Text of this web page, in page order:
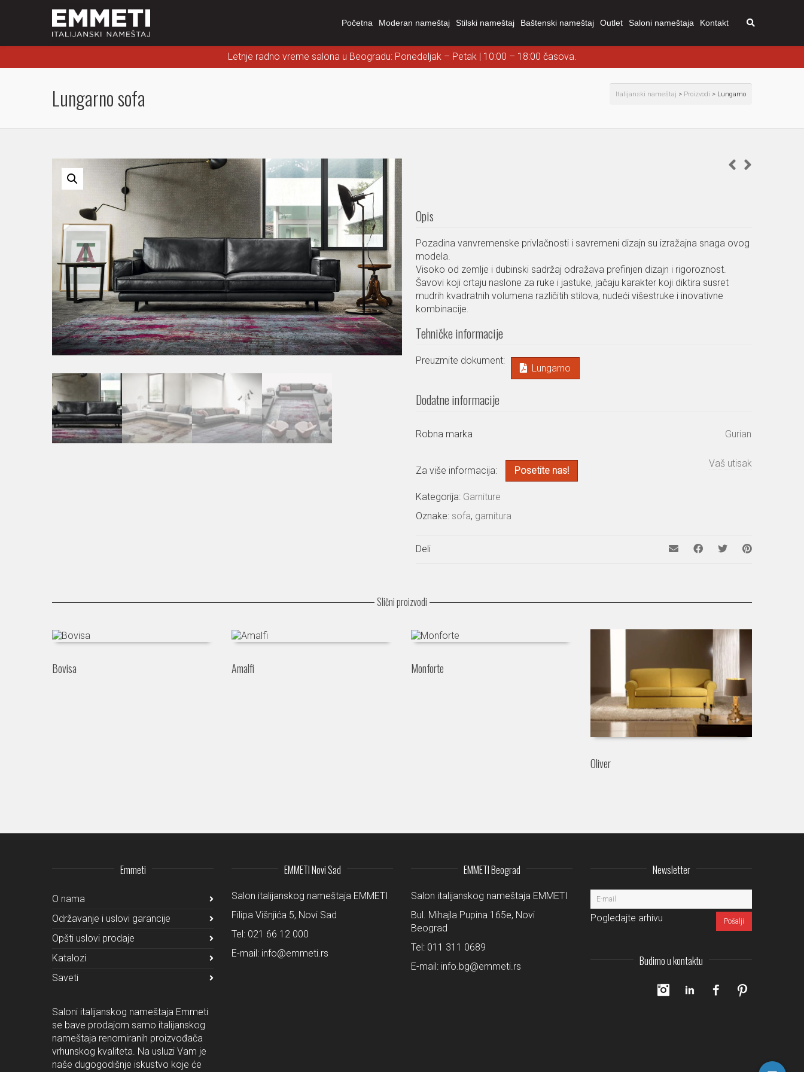
Početna Moderan nameštaj Stilski nameštaj Baštenski nameštaj Outlet Saloni nameštaja Kontakt
Letnje radno vreme salona u Beogradu: Ponedeljak – Petak | 10:00 – 18:00 časova.
Lungarno sofa Italijanski nameštaj > Proizvodi > Lungarno
Opis
Pozadina vanvremenske privlačnosti i savremeni dizajn su izražajna snaga ovog
modela.
Visoko od zemlje i dubinski sadržaj odražava prefinjen dizajn i rigoroznost.
Šavovi koji crtaju naslone za ruke i jastuke, jačaju karakter koji diktira susret
mudrih kvadratnih volumena različitih stilova, nudeći višestruke i inovativne
kombinacije.
Tehničke informacije
Preuzmite dokument:
Lungarno
Dodatne informacije
Robna marka Gurian
Za više informacija: Posetite nas!
Vaš utisak
Kategorija: Garniture
Oznake: sofa, garnitura
Deli
Slični proizvodi
Bovisa Amalfi Monforte
Oliver
Emmeti
O nama
Održavanje i uslovi garancije
Opšti uslovi prodaje
Katalozi
Saveti
Saloni italijanskog nameštaja Emmeti
se bave prodajom samo italijanskog
nameštaja renomiranih proizvođača
vrhunskog kvaliteta. Na usluzi Vam je
naše dugogodišnje iskustvo koje će
EMMETI Novi Sad
Salon italijanskog nameštaja EMMETI
Filipa Višnjića 5, Novi Sad
Tel: 021 66 12 000
E-mail: info@emmeti.rs
EMMETI Beograd
Salon italijanskog nameštaja EMMETI
Bul. Mihajla Pupina 165e, Novi
Beograd
Tel: 011 311 0689
E-mail: info.bg@emmeti.rs
Newsletter
Pogledajte arhivu
Budimo u kontaktu
InstagramLinkedIn Facebook